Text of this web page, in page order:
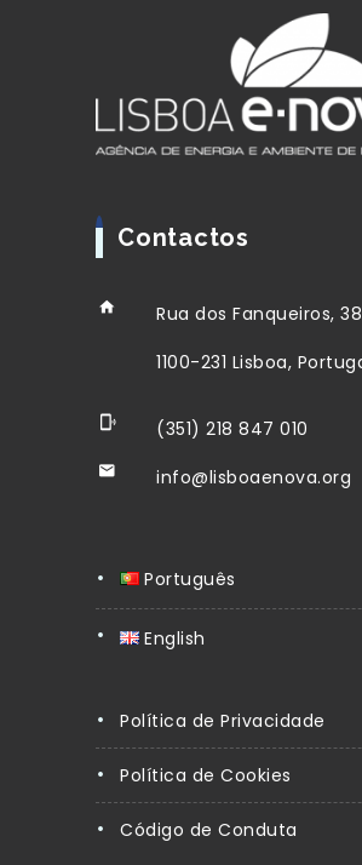
Contactos
Rua dos Fanqueiros,
1100-231 Lisboa,
(351) 218 847 010
info@lisboaenova.org
Português
English
Política de Privacidade
Política de Cookies
Código de Conduta